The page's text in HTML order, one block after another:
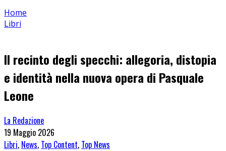
Home
Libri
Il recinto degli specchi: allegoria, distopia
e identità nella nuova opera di Pasquale
Leone
La Redazione
19 Maggio 2026
Libri, News, Top Content, Top News